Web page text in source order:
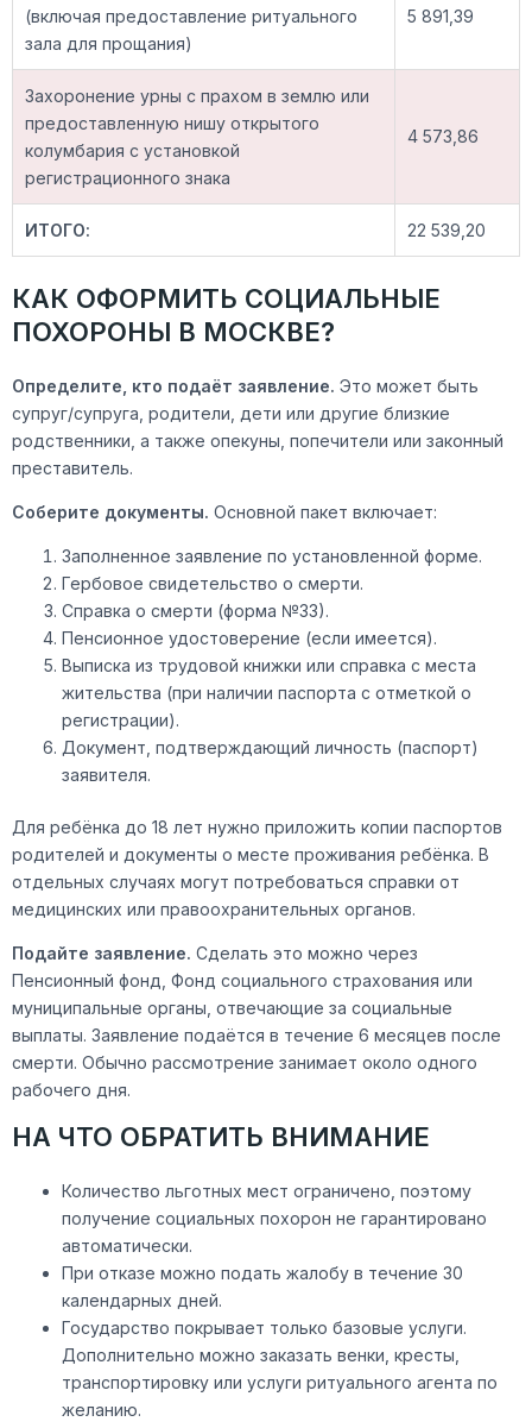
(включая предоставление ритуального
зала для прощания)
5 891,39
Захоронение урны с прахом в землю или
предоставленную нишу открытого
колумбария с установкой
регистрационного знака
4 573,86
ИТОГО: 22 539,20
КАК ОФОРМИТЬ СОЦИАЛЬНЫЕ
ПОХОРОНЫ В МОСКВЕ?
Определите, кто подаёт заявление. Это может быть
супруг/супруга, родители, дети или другие близкие
родственники, а также опекуны, попечители или законный
преставитель.
Соберите документы. Основной пакет включает:
Заполненное заявление по установленной форме.
Гербовое свидетельство о смерти.
Справка о смерти (форма №33).
Пенсионное удостоверение (если имеется).
Выписка из трудовой книжки или справка с места
жительства (при наличии паспорта с отметкой о
регистрации).
Документ, подтверждающий личность (паспорт)
заявителя.
Для ребёнка до 18 лет нужно приложить копии паспортов
родителей и документы о месте проживания ребёнка. В
отдельных случаях могут потребоваться справки от
медицинских или правоохранительных органов.
Подайте заявление. Сделать это можно через
Пенсионный фонд, Фонд социального страхования или
муниципальные органы, отвечающие за социальные
выплаты. Заявление подаётся в течение 6 месяцев после
смерти. Обычно рассмотрение занимает около одного
рабочего дня.
НА ЧТО ОБРАТИТЬ ВНИМАНИЕ
Количество льготных мест ограничено, поэтому
получение социальных похорон не гарантировано
автоматически.
При отказе можно подать жалобу в течение 30
календарных дней.
Государство покрывает только базовые услуги.
Дополнительно можно заказать венки, кресты,
транспортировку или услуги ритуального агента по
желанию.